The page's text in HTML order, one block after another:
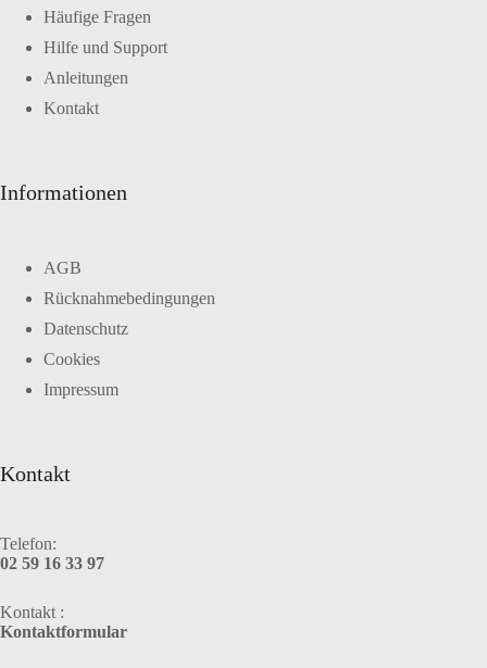
Häufige Fragen
Hilfe und Support
Anleitungen
Kontakt
Informationen
AGB
Rücknahmebedingungen
Datenschutz
Cookies
Impressum
Kontakt
Telefon:
02 59 16 33 97
Kontakt :
Kontaktformular